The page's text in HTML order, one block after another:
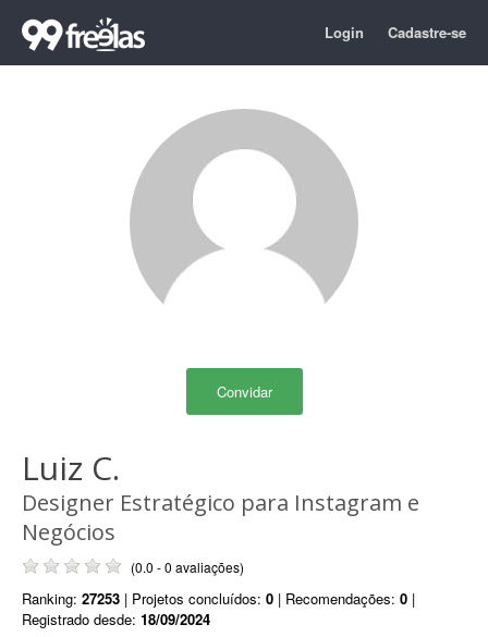
Login Cadastre-se
Convidar
Luiz C.
Designer Estratégico para Instagram e
Negócios
(0.0 - 0 avaliações)
Ranking: 27253 | Projetos concluídos: 0 | Recomendações: 0 |
Registrado desde: 18/09/2024